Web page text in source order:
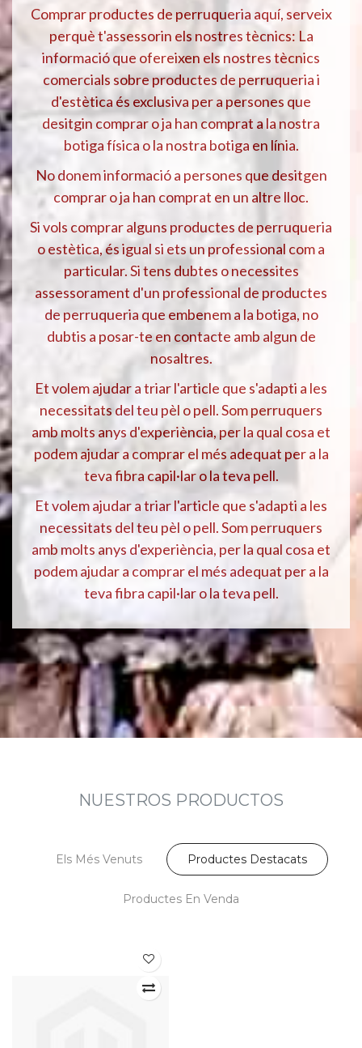
Comprar productes de perruqueria aquí, serveix
perquè t'assessorin els nostres tècnics: La
informació que ofereixen els nostres tècnics
comercials sobre productes de perruqueria i
d'estètica és exclusiva per a persones que
desitgin comprar o ja han comprat a la nostra
botiga física o la nostra botiga en línia.
No donem informació a persones que desitgen
comprar o ja han comprat en un altre lloc.
Si vols comprar alguns productes de perruqueria
o estètica, és igual si ets un professional com a
particular. Si tens dubtes o necessites
assessorament d'un professional de productes
de perruqueria que embenem a la botiga, no
dubtis a posar-te en contacte amb algun de
nosaltres.
Et volem ajudar a triar l'article que s'adapti a les
necessitats del teu pèl o pell. Som perruquers
amb molts anys d'experiència, per la qual cosa et
podem ajudar a comprar el més adequat per a la
teva fibra capil·lar o la teva pell.
Et volem ajudar a triar l'article que s'adapti a les
necessitats del teu pèl o pell. Som perruquers
amb molts anys d'experiència, per la qual cosa et
podem ajudar a comprar el més adequat per a la
teva fibra capil·lar o la teva pell.
NUESTROS PRODUCTOS
Els Més Venuts Productes Destacats
Productes En Venda